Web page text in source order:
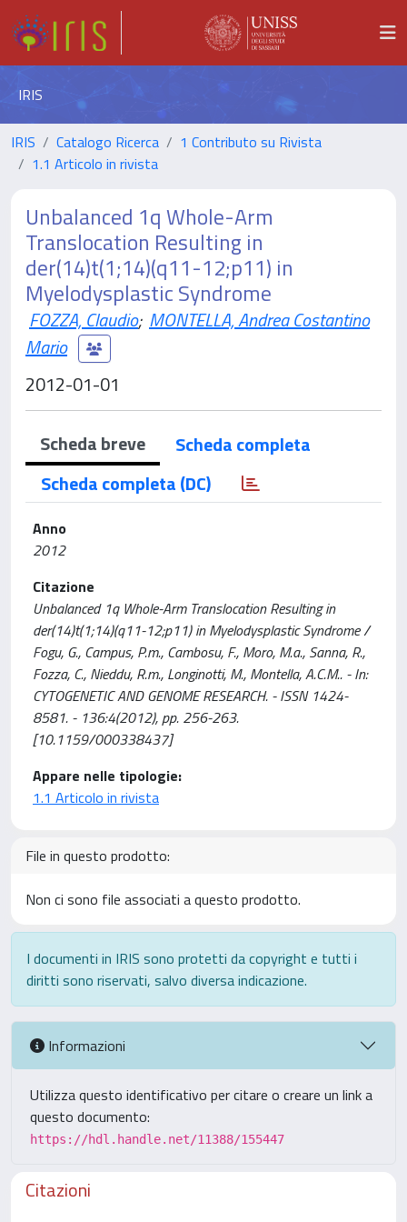
IRIS
IRIS Catalogo Ricerca
1 Contributo su Rivista
1.1 Articolo in rivista
Unbalanced 1q Whole-Arm
Translocation Resulting in
der(14)t(1;14)(q11-12;p11) in
Myelodysplastic Syndrome
FOZZA, Claudio; MONTELLA, Andrea Costantino
Mario
2012-01-01
Scheda breve
Scheda completa
Scheda completa (DC)
Anno
2012
Citazione
Unbalanced 1q Whole-Arm Translocation Resulting in
der(14)t(1;14)(q11-12;p11) in Myelodysplastic Syndrome /
Fogu, G., Campus, P.m., Cambosu, F., Moro, M.a., Sanna, R.,
Fozza, C., Nieddu, R.m., Longinotti, M., Montella, A.C.M.. - In:
CYTOGENETIC AND GENOME RESEARCH. - ISSN 1424-
8581. - 136:4(2012), pp. 256-263.
[10.1159/000338437]
Appare nelle tipologie:
1.1 Articolo in rivista
File in questo prodotto:
Non ci sono file associati a questo prodotto.
I documenti in IRIS sono protetti da copyright e tutti i
diritti sono riservati, salvo diversa indicazione.
Informazioni
Utilizza questo identificativo per citare o creare un link a
questo documento:
https://hdl.handle.net/11388/155447
Citazioni